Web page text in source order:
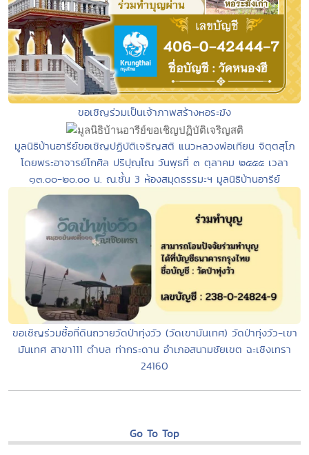
ขอเชิญร่วมเป็นเจ้าภาพสร้างหอระฆัง
มูลนิธิบ้านอารีย์ขอเชิญปฏิบัติเจริญสติ แนวหลวงพ่อเทียน จิตฺตสุโภ
โดยพระอาจารย์โกศิล ปริปุณฺโณ วันพุธที่ ๓ ตุลาคม ๒๕๕๕ เวลา
๑๓.๐๐-๒๐.๐๐ น. ณ.ชั้น 3 ห้องสมุดธรรมะฯ มูลนิธิบ้านอารีย์
ขอเชิญร่วมซื้อที่ดินถวายวัดป่าทุ่งวัว (วัดเขามันเทศ) วัดป่าทุ่งวัว-เขา
มันเทศ สาขา111 ตำบล ท่ากระดาน อำเภอสนามชัยเขต ฉะเชิงเทรา
24160
Go To Top